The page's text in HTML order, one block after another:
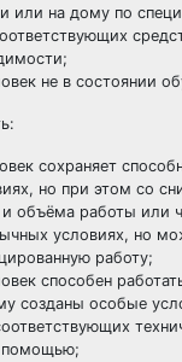
или на дому по
не в состоянии
сохраняет
но при этом со
и объёма работы или
условиях, но
работу;
способен
созданы особые
помощью;